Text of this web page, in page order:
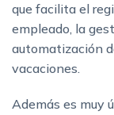
que facilita el
empleado, la
automatización
vacaciones.
Además es muy